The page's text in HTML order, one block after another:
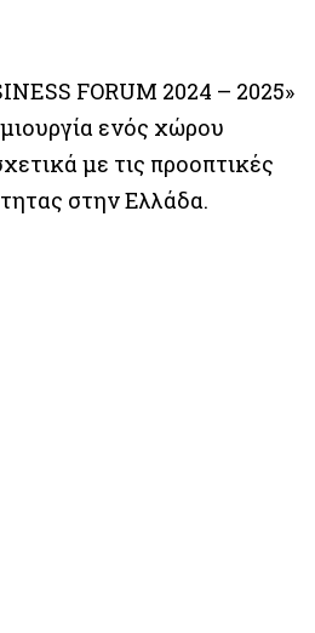
FORUM 2024 – 2025»
ενός χώρου
με τις προοπτικές
στην Ελλάδα.